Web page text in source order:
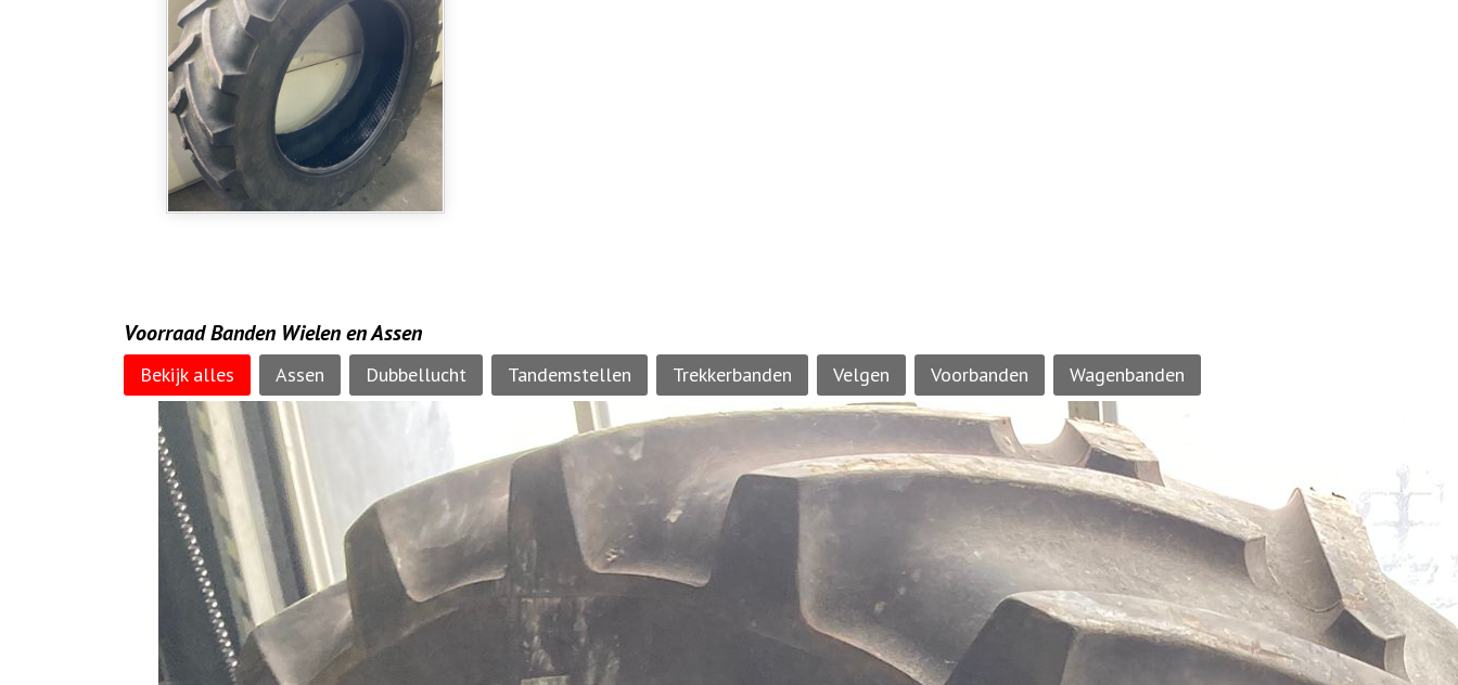
Voorraad Banden Wielen en Assen
Bekijk alles Assen Dubbellucht Tandemstellen Trekkerbanden Velgen Voorbanden Wagenbanden